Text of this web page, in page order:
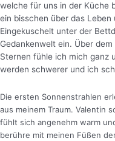
welche für uns in der Küche
ein bisschen über das
Eingekuschelt unter der
Gedankenwelt ein. Über
Sternen fühle ich mich ganz
werden schwerer und ich
Die ersten Sonnenstrahlen
aus meinem Traum. Valentin
fühlt sich angenehm warm
berühre mit meinen Füßen